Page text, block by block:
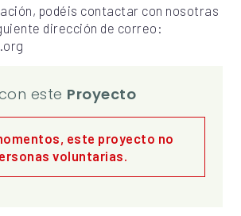
podéis contactar con nosotras
dirección de correo:
este Proyecto
este proyecto no
voluntarias.